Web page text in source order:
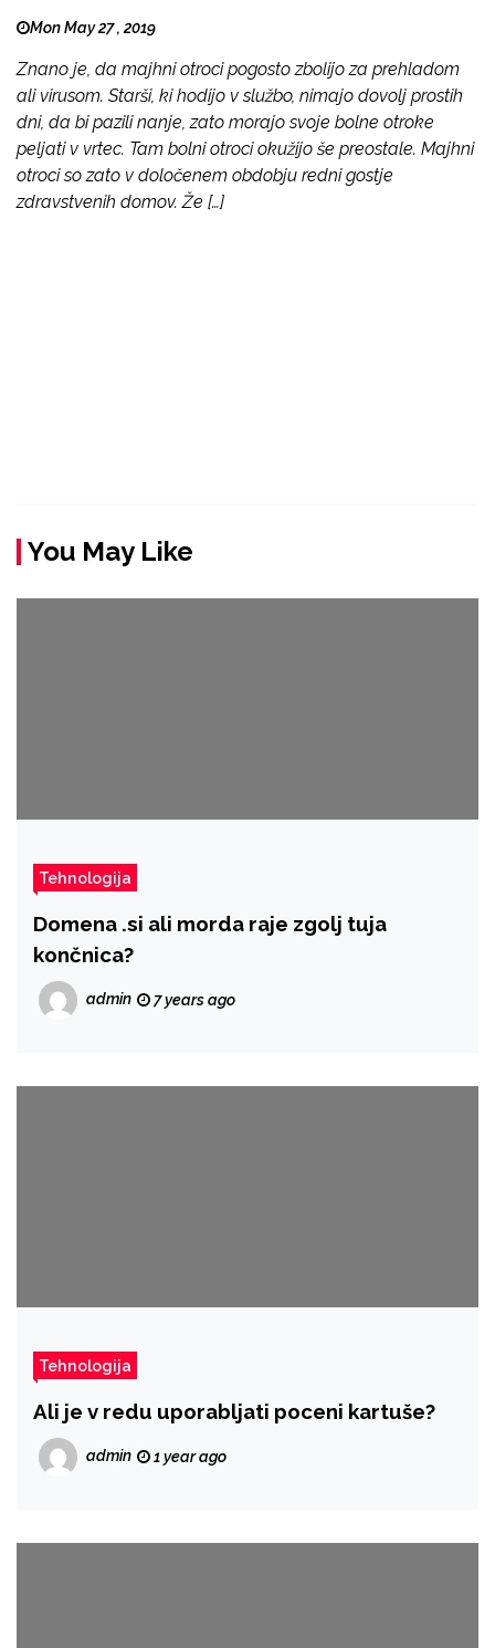
Mon May 27 , 2019
Znano je, da majhni otroci pogosto zbolijo za prehladom
ali virusom. Starši, ki hodijo v službo, nimajo dovolj prostih
dni, da bi pazili nanje, zato morajo svoje bolne otroke
peljati v vrtec. Tam bolni otroci okužijo še preostale. Majhni
otroci so zato v določenem obdobju redni gostje
zdravstvenih domov. Že […]
You May Like
Tehnologija
Domena .si ali morda raje zgolj tuja
končnica?
admin 7 years ago
Tehnologija
Ali je v redu uporabljati poceni kartuše?
admin 1 year ago